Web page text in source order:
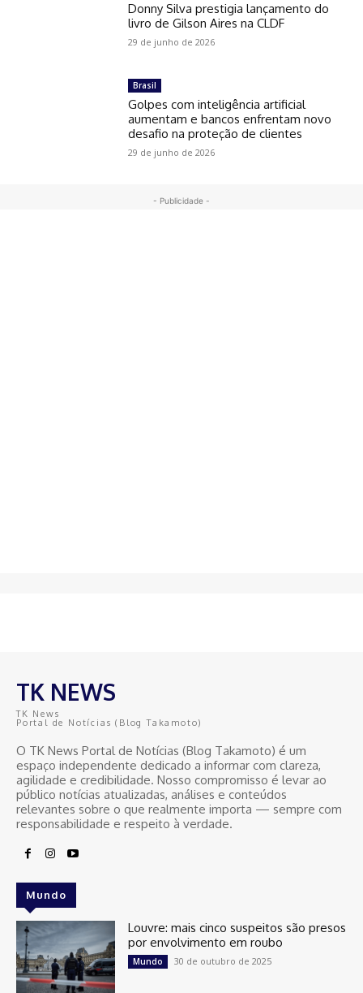
Donny Silva prestigia lançamento do
livro de Gilson Aires na CLDF
29 de junho de 2026
Brasil
Golpes com inteligência artificial
aumentam e bancos enfrentam novo
desafio na proteção de clientes
29 de junho de 2026
- Publicidade -
TK NEWS
TK News
Portal de Notícias (Blog Takamoto)
O TK News Portal de Notícias (Blog Takamoto) é um
espaço independente dedicado a informar com clareza,
agilidade e credibilidade. Nosso compromisso é levar ao
público notícias atualizadas, análises e conteúdos
relevantes sobre o que realmente importa — sempre com
responsabilidade e respeito à verdade.
Mundo
Louvre: mais cinco suspeitos são presos
por envolvimento em roubo
Mundo 30 de outubro de 2025